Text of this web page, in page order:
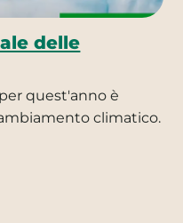
delle
quest'anno è
climatico.